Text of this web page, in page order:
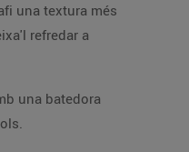
una textura més
una batedora